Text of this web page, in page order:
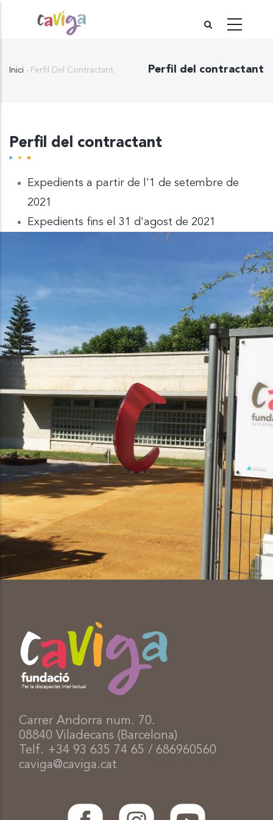
Perfil del contractant
Inici - Perfil Del Contractant
Perfil del contractant
Expedients a partir de l'1 de setembre de
2021
Expedients fins el 31 d'agost de 2021
Carrer Andorra num. 70.
08840 Viladecans (Barcelona)
Telf. +34 93 635 74 65 / 686960560
caviga@caviga.cat